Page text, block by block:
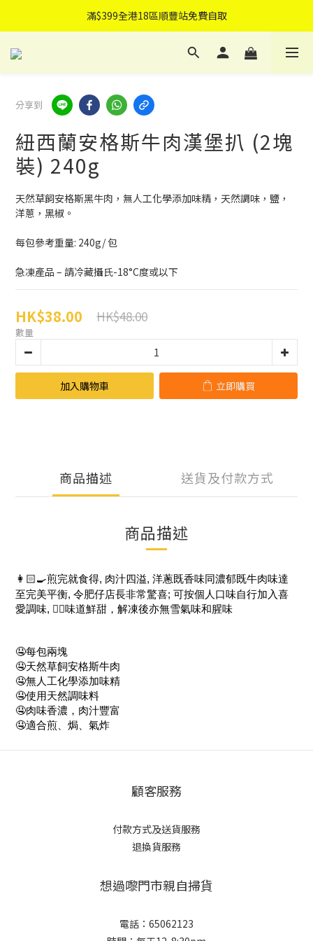
滿$399全港18區順豐站免費自取
滿$399全港18區順豐站免費自取
滿$499免費送貨上門
滿$399全港18區順豐站免費自取
分享到
紐西蘭安格斯牛肉漢堡扒 (2塊
裝) 240g
天然草飼安格斯黑牛肉，無人工化學添加味精，天然調味，鹽，
洋蔥，黑椒。
每包參考重量: 240g/ 包
急凍產品 – 請冷藏攝氏-18°C度或以下
HK$38.00 HK$48.00
數量
加入購物車 立即購買
商品描述 送貨及付款方式
商品描述
👩🏻‍🍳煎完就食得, 肉汁四溢, 洋蔥既香味同濃郁既牛肉味達
至完美平衡, 令肥仔店長非常驚喜; 可按個人口味自行加入喜
愛調味, 👍🏻味道鮮甜，解凍後亦無雪氣味和腥味
🤤每包兩塊
🤤天然草飼安格斯牛肉
🤤無人工化學添加味精
🤤使用天然調味料
🤤肉味香濃，肉汁豐富
🤤適合煎、焗、氣炸
顧客服務
付款方式及送貨服務
退換貨服務
想過嚟門市親自掃貨
電話：65062123